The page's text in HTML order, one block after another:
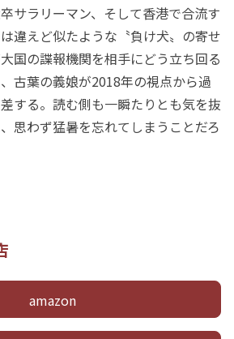
サラリーマン、そして香港で合流す
違えど似たような〝負け犬〟の寄せ
国の諜報機関を相手にどう立ち回る
古葉の義娘が2018年の視点から過
する。読む側も一瞬たりとも気を抜
思わず猛暑を忘れてしまうことだろ
amazon